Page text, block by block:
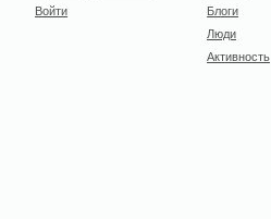
Войти
Блоги
Люди
Активность